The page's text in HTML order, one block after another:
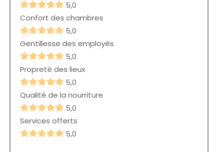
5,0
Confort des chambres
5,0
Gentillesse des employés
5,0
Propreté des lieux
5,0
Qualité de la nourriture
5,0
Services offerts
5,0